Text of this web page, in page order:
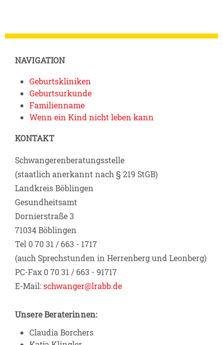
NAVIGATION
Geburtskliniken
Geburtsurkunde
Familienname
Wenn ein Kind nicht leben kann
KONTAKT
Schwangerenberatungsstelle
(staatlich anerkannt nach § 219 StGB)
Landkreis Böblingen
Gesundheitsamt
Dornierstraße 3
71034 Böblingen
Tel 0 70 31 / 663 - 1717
(auch Sprechstunden in Herrenberg und Leonberg)
PC-Fax 0 70 31 / 663 - 91717
E-Mail:schwanger@lrabb.de
Unsere Beraterinnen:
Claudia Borchers